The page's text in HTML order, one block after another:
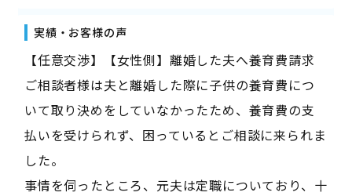
実績・お客様の声
【任意交渉】【女性側】離婚した夫へ養育費請求
ご相談者様は夫と離婚した際に子供の養育費につ
いて取り決めをしていなかったため、養育費の支
払いを受けられず、困っているとご相談に来られま
した。
事情を伺ったところ、元夫は定職についており、十